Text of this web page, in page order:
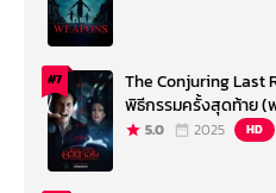
#7
The Conjuring Last
พิธีกรรมครั้งสุดท้าย (
5.0 2025 HD